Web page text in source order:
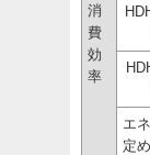
消
費
効
率
エ
定